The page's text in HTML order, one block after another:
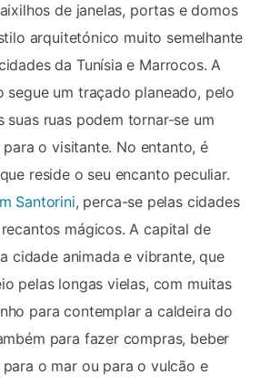
de janelas, portas e domos
arquitetónico muito semelhante
da Tunísia e Marrocos. A
segue um traçado planeado, pelo
suas ruas podem tornar-se um
o visitante. No entanto, é
reside o seu encanto peculiar.
Santorini, perca-se pelas cidades
mágicos. A capital de
cidade animada e vibrante, que
pelas longas vielas, com muitas
para contemplar a caldeira do
para fazer compras, beber
o mar ou para o vulcão e